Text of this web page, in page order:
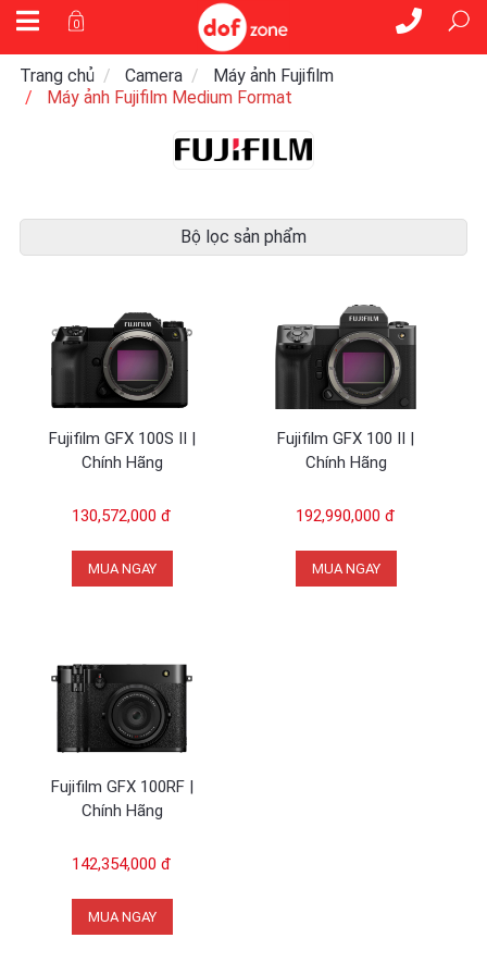
0
Trang chủ Camera
Máy ảnh Fujifilm
Máy ảnh Fujifilm Medium Format
Bộ lọc sản phẩm
Fujifilm GFX 100S II |
Chính Hãng
130,572,000 đ
MUA NGAY
Fujifilm GFX 100 II |
Chính Hãng
192,990,000 đ
MUA NGAY
Fujifilm GFX 100RF |
Chính Hãng
142,354,000 đ
MUA NGAY